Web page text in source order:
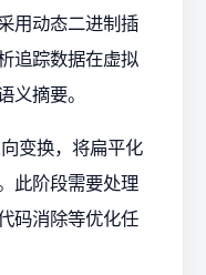
用动态二进制插
追踪数据在虚拟
义摘要。
变换，将扁平化
此阶段需要处理
码消除等优化任